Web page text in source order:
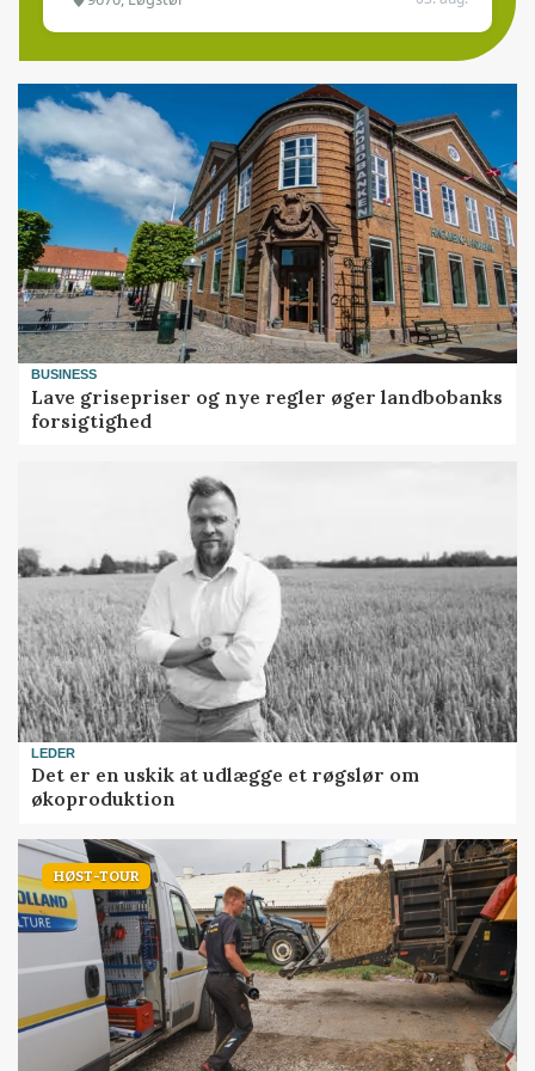
BUSINESS
Lave grisepriser og nye regler øger landbobanks
forsigtighed
LEDER
Det er en uskik at udlægge et røgslør om
økoproduktion
HØST-TOUR